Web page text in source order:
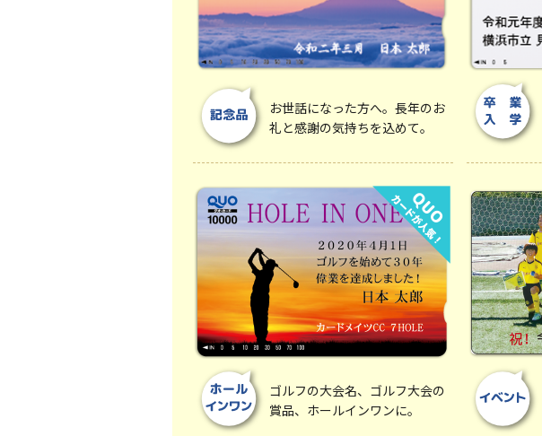
お世話になった方へ。長年のお
礼と感謝の気持ちを込めて。
ゴルフの大会名、ゴルフ大会の
賞品、ホールインワンに。